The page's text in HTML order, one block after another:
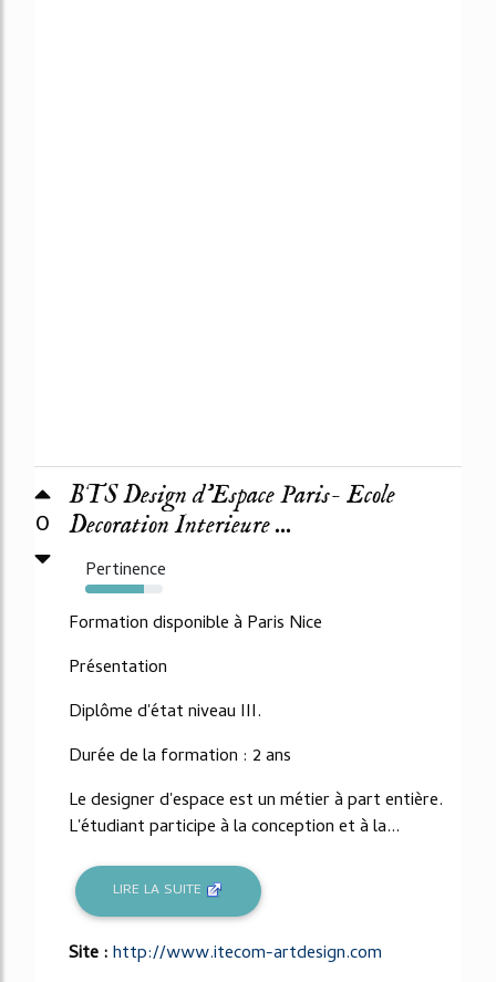
0
BTS Design d'Espace Paris- Ecole
Decoration Interieure ...
Pertinence
75%
Formation disponible à Paris Nice
Présentation
Diplôme d'état niveau III.
Durée de la formation : 2 ans
Le designer d'espace est un métier à part entière.
L'étudiant participe à la conception et à la...
LIRE LA SUITE
Site :http://www.itecom-artdesign.com